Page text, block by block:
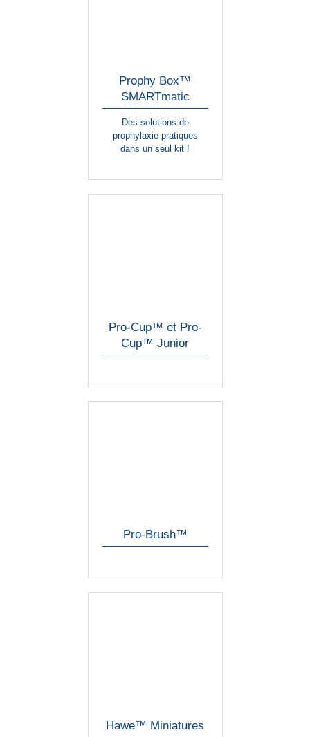
Prophy Box™
SMARTmatic
Des solutions de
prophylaxie pratiques
dans un seul kit !
Pro-Cup™ et Pro-
Cup™ Junior
Pro-Brush™
Hawe™ Miniatures